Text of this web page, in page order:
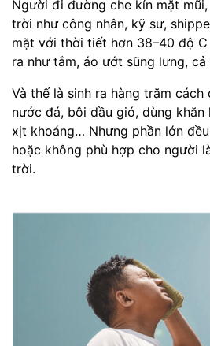
Người đi đường che kín mặt
trời như công nhân, kỹ sư,
mặt với thời tiết hơn 38–40 độ
ra như tắm, áo ướt sũng lưng,
Và thế là sinh ra hàng trăm cách
nước đá, bôi dầu gió, dùng khăn
xịt khoáng… Nhưng phần lớn
hoặc không phù hợp cho người
trời.